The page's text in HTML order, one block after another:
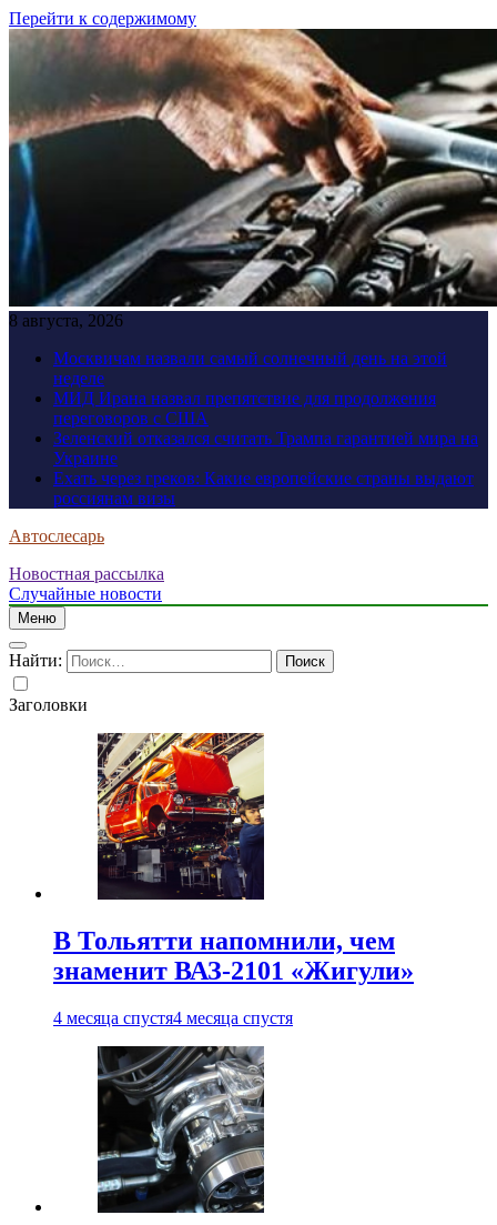
Перейти к содержимому
8 августа, 2026
Москвичам назвали самый солнечный день на этой
неделе
МИД Ирана назвал препятствие для продолжения
переговоров с США
Зеленский отказался считать Трампа гарантией мира на
Украине
Ехать через греков: Какие европейские страны выдают
россиянам визы
Автослесарь
Новостная рассылка
Случайные новости
Меню
Найти:
Заголовки
В Тольятти напомнили, чем
знаменит ВАЗ-2101 «Жигули»
4 месяца спустя4 месяца спустя